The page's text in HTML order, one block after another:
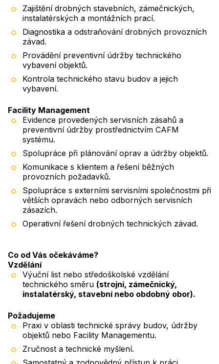
Zajištění drobných stavebních, zámečnických,
instalatérských a montážních prací.
Diagnostika a odstraňování drobných provozních
závad.
Provádění preventivní údržby technického
vybavení objektů.
Kontrola technického stavu budov a jejich
vybavení.
Facility Management
Evidence provedených servisních zásahů a
preventivní údržby prostřednictvím CAFM
systému.
Spolupráce při plánování oprav a údržby objektů.
Komunikace s klientem a řešení běžných
provozních požadavků.
Spolupráce s externími servisními společnostmi při
větších opravách nebo odborných servisních
zásazích.
Operativní řešení drobných technických závad.
Co od Vás očekáváme?
Vzdělání
Výuční list nebo středoškolské vzdělání
technického směru (strojní, zámečnický,
instalatérský, stavební nebo obdobný obor).
Požadujeme
Praxi v oblasti technické správy budov, údržby
objektů nebo Facility Managementu.
Zručnost a technické myšlení.